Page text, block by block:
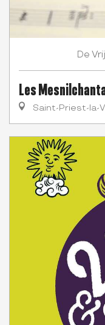
De
Les
Saint-Priest-la-